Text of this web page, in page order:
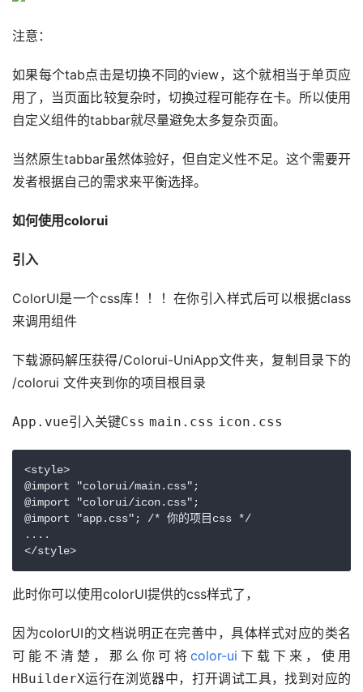
注意：
如果每个tab点击是切换不同的view，这个就相当于单页应
用了，当页面比较复杂时，切换过程可能存在卡。所以使用
自定义组件的tabbar就尽量避免太多复杂页面。
当然原生tabbar虽然体验好，但自定义性不足。这个需要开
发者根据自己的需求来平衡选择。
如何使用colorui
引入
ColorUI是一个css库！！！在你引入样式后可以根据class
来调用组件
下载源码解压获得/Colorui-UniApp文件夹，复制目录下的
/colorui 文件夹到你的项目根目录
App.vue引入关键Css main.css icon.css
<style>
@import "colorui/main.css";
@import "colorui/icon.css";
@import "app.css"; /* 你的项目css */
....
</style>
此时你可以使用colorUI提供的css样式了，
因为colorUI的文档说明正在完善中，具体样式对应的类名
可能不清楚，那么你可将 color-ui 下载下来，使用
HBuilderX运行在浏览器中，打开调试工具，找到对应的